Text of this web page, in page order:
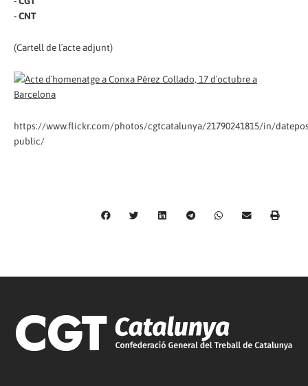
- CNT
(Cartell de l´acte adjunt)
https://www.flickr.com/photos/cgtcatalunya/21790241815/in/
public/